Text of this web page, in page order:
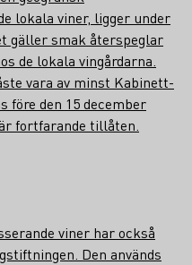
lokala viner, ligger under
gäller smak återspeglar
de lokala vingårdarna.
vara av minst Kabinett-
före den 15 december
fortfarande tillåten.
viner har också
Den används